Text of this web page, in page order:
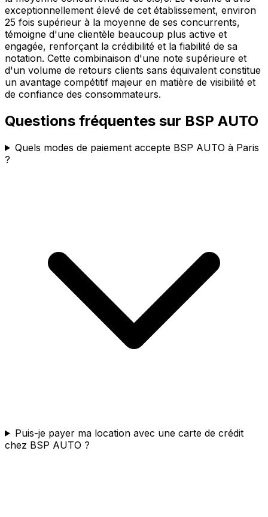
exceptionnellement élevé de cet établissement, environ
25 fois supérieur à la moyenne de ses concurrents,
témoigne d'une clientèle beaucoup plus active et
engagée, renforçant la crédibilité et la fiabilité de sa
notation. Cette combinaison d'une note supérieure et
d'un volume de retours clients sans équivalent constitue
un avantage compétitif majeur en matière de visibilité et
de confiance des consommateurs.
Questions fréquentes sur BSP AUTO
Quels modes de paiement accepte BSP AUTO à Paris
?
Puis-je payer ma location avec une carte de crédit
chez BSP AUTO ?